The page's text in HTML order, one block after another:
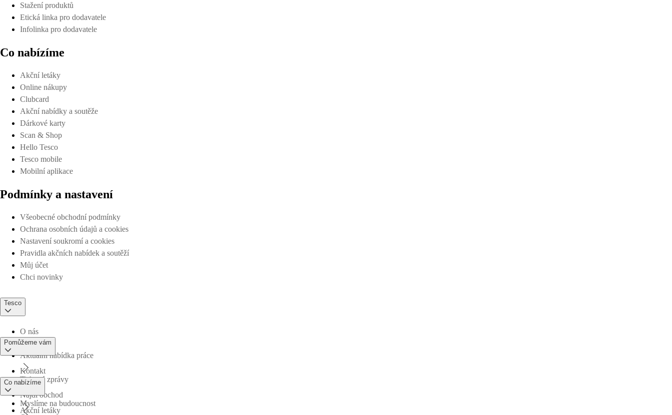
Stažení produktů
Etická linka pro dodavatele
Infolinka pro dodavatele
Co nabízíme
Akční letáky
Online nákupy
Clubcard
Akční nabídky a soutěže
Dárkové karty
Scan & Shop
Hello Tesco
Tesco mobile
Mobilní aplikace
Podmínky a nastavení
Všeobecné obchodní podmínky
Ochrana osobních údajů a cookies
Nastavení soukromí a cookies
Pravidla akčních nabídek a soutěží
Můj účet
Chci novinky
Tesco
O nás
Aktuální nabídka práce
Tiskové zprávy
Myslíme na budoucnost
Pomůžeme vám
Kontakt
Najdi obchod
Co nabízíme
Akční letáky